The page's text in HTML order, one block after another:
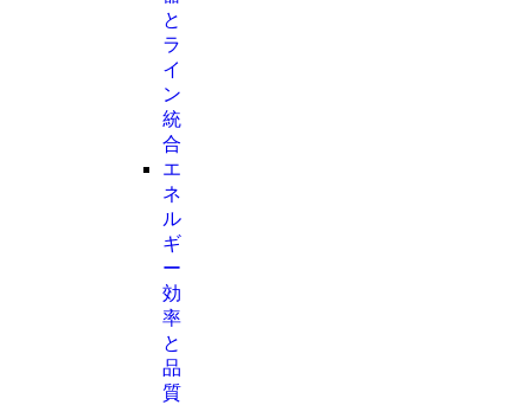
と
ラ
イ
ン
統
合
エ
ネ
ル
ギ
ー
効
率
と
品
質